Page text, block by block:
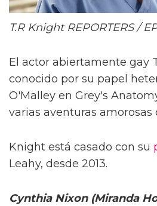
T.R Knight REPORTERS /
El actor abiertamente gay
conocido por su papel
O'Malley en Grey's
varias aventuras amorosas
Knight está casado con su
Leahy, desde 2013.
Cynthia Nixon (Miranda